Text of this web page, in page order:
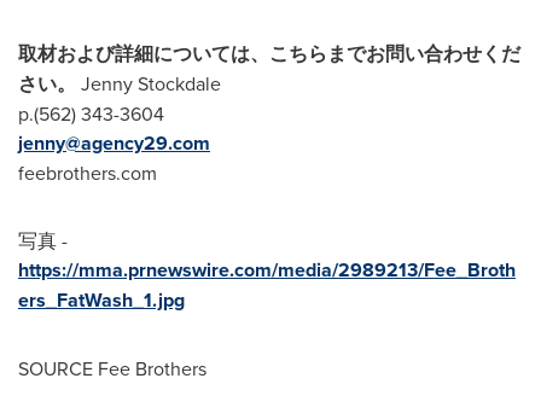
取材および詳細については、こちらまでお問い合わせくだ
さい。
Jenny Stockdale
p.(562) 343-3604
jenny@agency29.com
feebrothers.com
写真 -
https://mma.prnewswire.com/media/2989213/Fee_Broth
ers_FatWash_1.jpg
SOURCE Fee Brothers